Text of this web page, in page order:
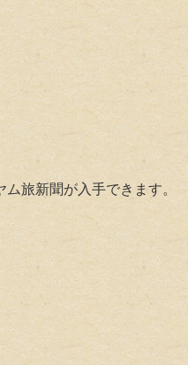
ム旅新聞が入手できます。